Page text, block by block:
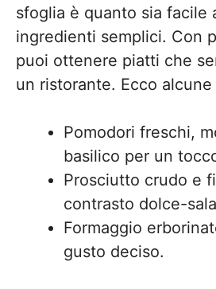
sfoglia è quanto sia facile
ingredienti semplici. Con
puoi ottenere piatti che
un ristorante. Ecco alcune
Pomodori freschi,
basilico per un
Prosciutto crudo e
contrasto dolce-
Formaggio
gusto deciso.